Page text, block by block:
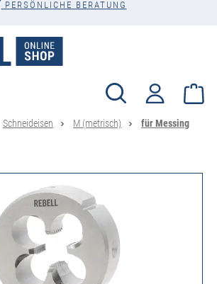
PERSÖNLICHE BERATUNG
Schneideisen M (metrisch) für Messing